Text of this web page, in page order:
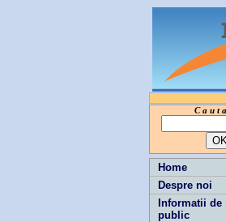
C a u t
Home
Despre noi
Informatii de
public